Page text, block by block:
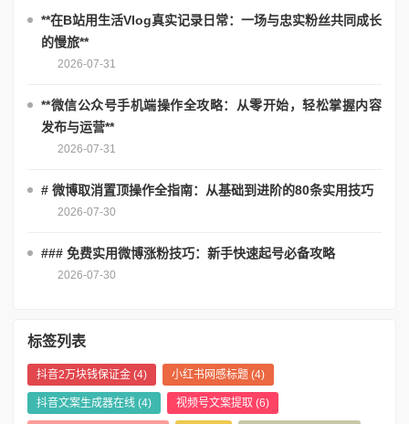
**在B站用生活Vlog真实记录日常：一场与忠实粉丝共同成长
的慢旅**
2026-07-31
**微信公众号手机端操作全攻略：从零开始，轻松掌握内容
发布与运营**
2026-07-31
# 微博取消置顶操作全指南：从基础到进阶的80条实用技巧
2026-07-30
### 免费实用微博涨粉技巧：新手快速起号必备攻略
2026-07-30
标签列表
抖音2万块钱保证金 (4) 小红书网感标题 (4)
抖音文案生成器在线 (4) 视频号文案提取 (6)